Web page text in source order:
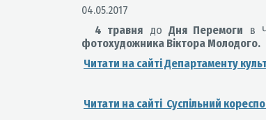
04.05.2017
4 травня доДня Перемоги в
фотохудожника Віктора Молодого.
Читати на сайті Департаменту
Читати на сайті Суспільний